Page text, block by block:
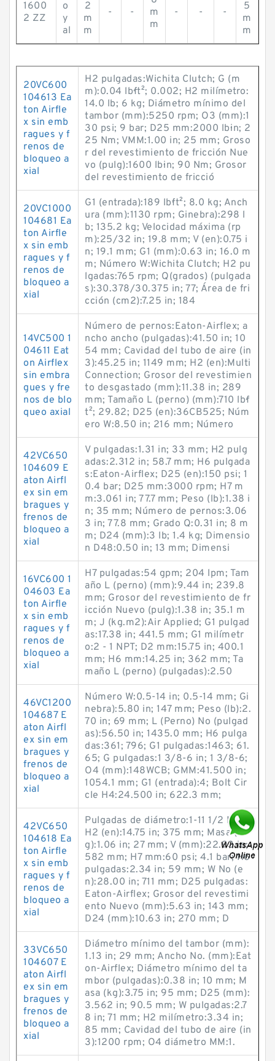
1600
2 ZZ
o
y
al
2
m
m
- -
m
m
- - -
5
m
m
20VC600
104613 Ea
ton Airfle
x sin emb
ragues y f
renos de
bloqueo a
xial
H2 pulgadas:Wichita Clutch; G (m
m):0.04 lb·ft²; 0.002; H2 milímetro:
14.0 lb; 6 kg; Diámetro mínimo del
tambor (mm):5250 rpm; O3 (mm):1
30 psi; 9 bar; D25 mm:2000 lb·in; 2
25 Nm; VMM:1.00 in; 25 mm; Groso
r del revestimiento de fricción Nue
vo (pulg):1600 lb·in; 90 Nm; Grosor
del revestimiento de fricció
20VC1000
104681 Ea
ton Airfle
x sin emb
ragues y f
renos de
bloqueo a
xial
G1 (entrada):189 lb·ft²; 8.0 kg; Anch
ura (mm):1130 rpm; Ginebra):298 l
b; 135.2 kg; Velocidad máxima (rp
m):25/32 in; 19.8 mm; V (en):0.75 i
n; 19.1 mm; G1 (mm):0.63 in; 16.0 m
m; Número W:Wichita Clutch; H2 pu
lgadas:765 rpm; Q(grados) (pulgada
s):30.378/30.375 in; 77; Área de fri
cción (cm2):7.25 in; 184
14VC500 1
04611 Eat
on Airflex
sin embra
gues y fre
nos de blo
queo axial
Número de pernos:Eaton-Airflex; a
ncho ancho (pulgadas):41.50 in; 10
54 mm; Cavidad del tubo de aire (in
3):45.25 in; 1149 mm; H2 (en):Multi
Connection; Grosor del revestimien
to desgastado (mm):11.38 in; 289
mm; Tamaño L (perno) (mm):710 lb·f
t²; 29.82; D25 (en):36CB525; Núm
ero W:8.50 in; 216 mm; Número
42VC650
104609 E
aton Airfl
ex sin em
bragues y
frenos de
bloqueo a
xial
V pulgadas:1.31 in; 33 mm; H2 pulg
adas:2.312 in; 58.7 mm; H6 pulgada
s:Eaton-Airflex; D25 (en):150 psi; 1
0.4 bar; D25 mm:3000 rpm; H7 m
m:3.061 in; 77.7 mm; Peso (lb):1.38 i
n; 35 mm; Número de pernos:3.06
3 in; 77.8 mm; Grado Q:0.31 in; 8 m
m; D24 (mm):3 lb; 1.4 kg; Dimensio
n D48:0.50 in; 13 mm; Dimensi
16VC600 1
04603 Ea
ton Airfle
x sin emb
ragues y f
renos de
bloqueo a
xial
H7 pulgadas:54 gpm; 204 lpm; Tam
año L (perno) (mm):9.44 in; 239.8
mm; Grosor del revestimiento de fr
icción Nuevo (pulg):1.38 in; 35.1 m
m; J (kg.m2):Air Applied; G1 pulgad
as:17.38 in; 441.5 mm; G1 milímetr
o:2 - 1 NPT; D2 mm:15.75 in; 400.1
mm; H6 mm:14.25 in; 362 mm; Ta
maño L (perno) (pulgadas):2.50
46VC1200
104687 E
aton Airfl
ex sin em
bragues y
frenos de
bloqueo a
xial
Número W:0.5-14 in; 0.5-14 mm; Gi
nebra):5.80 in; 147 mm; Peso (lb):2.
70 in; 69 mm; L (Perno) No (pulgad
as):56.50 in; 1435.0 mm; H6 pulga
das:361; 796; G1 pulgadas:1463; 61.
65; G pulgadas:1 3/8-6 in; 1 3/8-6;
O4 (mm):148WCB; GMM:41.500 in;
1054.1 mm; G1 (entrada):4; Bolt Cir
cle H4:24.500 in; 622.3 mm;
42VC650
104618 Ea
ton Airfle
x sin emb
ragues y f
renos de
bloqueo a
xial
Pulgadas de diámetro:1-11 1/2 NPT;
H2 (en):14.75 in; 375 mm; Masa (k
g):1.06 in; 27 mm; V (mm):22.93 in;
582 mm; H7 mm:60 psi; 4.1 bar; H6
pulgadas:2.34 in; 59 mm; W No (e
n):28.00 in; 711 mm; D25 pulgadas:
Eaton-Airflex; Grosor del revestimi
ento Nuevo (mm):5.63 in; 143 mm;
D24 (mm):10.63 in; 270 mm; D
33VC650
104607 E
aton Airfl
ex sin em
bragues y
frenos de
bloqueo a
xial
Diámetro mínimo del tambor (mm):
1.13 in; 29 mm; Ancho No. (mm):Eat
on-Airflex; Diámetro mínimo del ta
mbor (pulgadas):0.38 in; 10 mm; M
asa (kg):3.75 in; 95 mm; D25 (mm):
3.562 in; 90.5 mm; W pulgadas:2.7
8 in; 71 mm; H2 milímetro:3.34 in;
85 mm; Cavidad del tubo de aire (in
3):1200 rpm; O4 diámetro MM:1.